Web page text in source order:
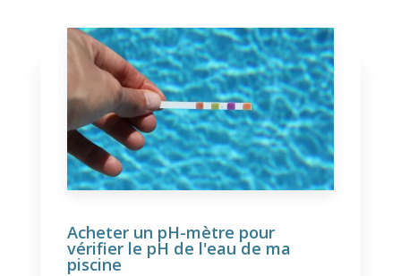
Acheter un pH-mètre pour
vérifier le pH de l'eau de ma
piscine